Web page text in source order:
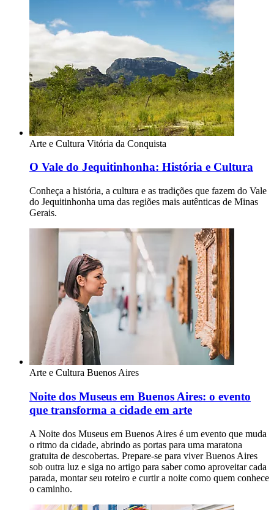
Arte e Cultura Vitória da Conquista
O Vale do Jequitinhonha: História e Cultura
Conheça a história, a cultura e as tradições que fazem do Vale
do Jequitinhonha uma das regiões mais autênticas de Minas
Gerais.
Arte e Cultura Buenos Aires
Noite dos Museus em Buenos Aires: o evento
que transforma a cidade em arte
A Noite dos Museus em Buenos Aires é um evento que muda
o ritmo da cidade, abrindo as portas para uma maratona
gratuita de descobertas. Prepare-se para viver Buenos Aires
sob outra luz e siga no artigo para saber como aproveitar cada
parada, montar seu roteiro e curtir a noite como quem conhece
o caminho.